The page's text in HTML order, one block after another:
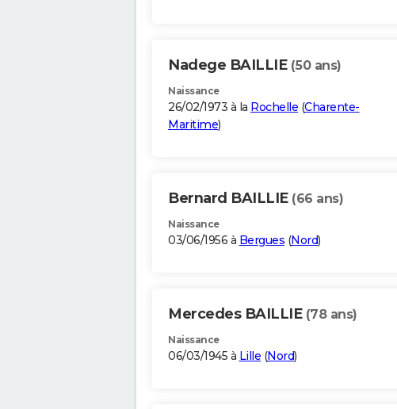
Nadege BAILLIE (50 ans)
Naissance
26/02/1973 à la Rochelle (Charente-
Maritime)
Bernard BAILLIE (66 ans)
Naissance
03/06/1956 à Bergues (Nord)
Mercedes BAILLIE (78 ans)
Naissance
06/03/1945 à Lille (Nord)